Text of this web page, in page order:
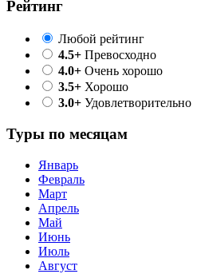
Рейтинг
Любой рейтинг
4.5+ Превосходно
4.0+ Очень хорошо
3.5+ Хорошо
3.0+ Удовлетворительно
Туры по месяцам
Январь
Февраль
Март
Апрель
Май
Июнь
Июль
Август